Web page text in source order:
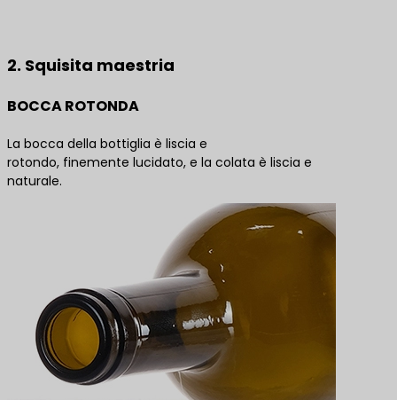
2. Squisita maestria
BOCCA ROTONDA
La bocca della bottiglia è liscia e
rotondo, finemente lucidato, e la colata è liscia e
naturale.